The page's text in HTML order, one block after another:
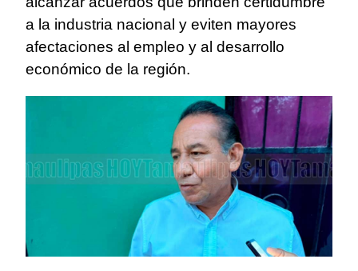
a la industria nacional y eviten mayores
afectaciones al empleo y al desarrollo
económico de la región.